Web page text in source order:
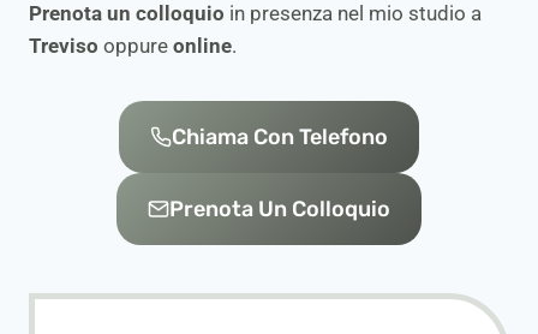
Prenota un colloquio in presenza nel mio studio a
Treviso oppure online.
Chiama Con Telefono
Prenota Un Colloquio